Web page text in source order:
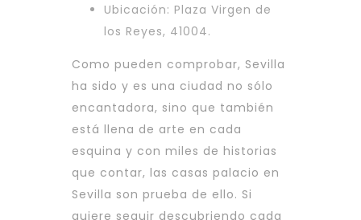
Ubicación: Plaza Virgen de
los Reyes, 41004.
Como pueden comprobar, Sevilla
ha sido y es una ciudad no sólo
encantadora, sino que también
está llena de arte en cada
esquina y con miles de historias
que contar, las casas palacio en
Sevilla son prueba de ello. Si
quiere seguir descubriendo cada